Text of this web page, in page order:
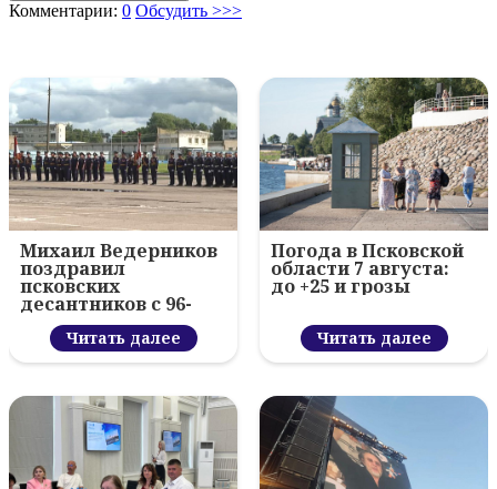
Комментарии: 0 Обсудить >>>
Михаил Ведерников
поздравил
псковских
десантников с 96-
летием ВДВ и
вручил награды
Читать далее
Погода в Псковской
области 7 августа:
до +25 и грозы
Читать далее